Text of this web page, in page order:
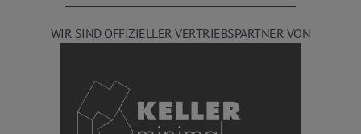
WIR SIND OFFIZIELLER VERTRIEBSPARTNER VON